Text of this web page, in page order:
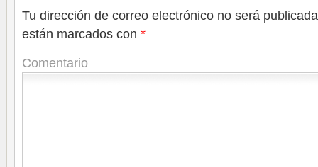
Tu dirección de correo electrónico no será
están marcados con *
Comentario